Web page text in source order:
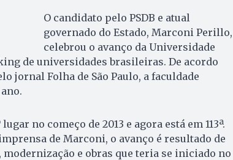
O candidato pelo PSDB e atual
governado do Estado, Marconi Perillo,
celebrou o avanço da Universidade
de universidades brasileiras. De acordo
jornal Folha de São Paulo, a faculdade
no começo de 2013 e agora está em 113ª.
de Marconi, o avanço é resultado de
e obras que teria se iniciado no